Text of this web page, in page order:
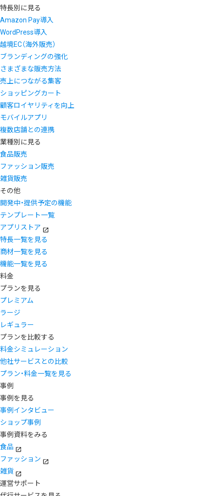
特長別に見る
Amazon Pay導入
WordPress導入
越境EC（海外販売）
ブランディングの強化
さまざまな販売方法
売上につながる集客
ショッピングカート
顧客ロイヤリティを向上
モバイルアプリ
複数店舗との連携
業種別に見る
食品販売
ファッション販売
雑貨販売
その他
開発中・提供予定の機能
テンプレート一覧
アプリストア
特長一覧を見る
商材一覧を見る
機能一覧を見る
料金
プランを見る
プレミアム
ラージ
レギュラー
プランを比較する
料金シミュレーション
他社サービスとの比較
プラン・料金一覧を見る
事例
事例を見る
事例インタビュー
ショップ事例
事例資料をみる
食品
ファッション
雑貨
運営サポート